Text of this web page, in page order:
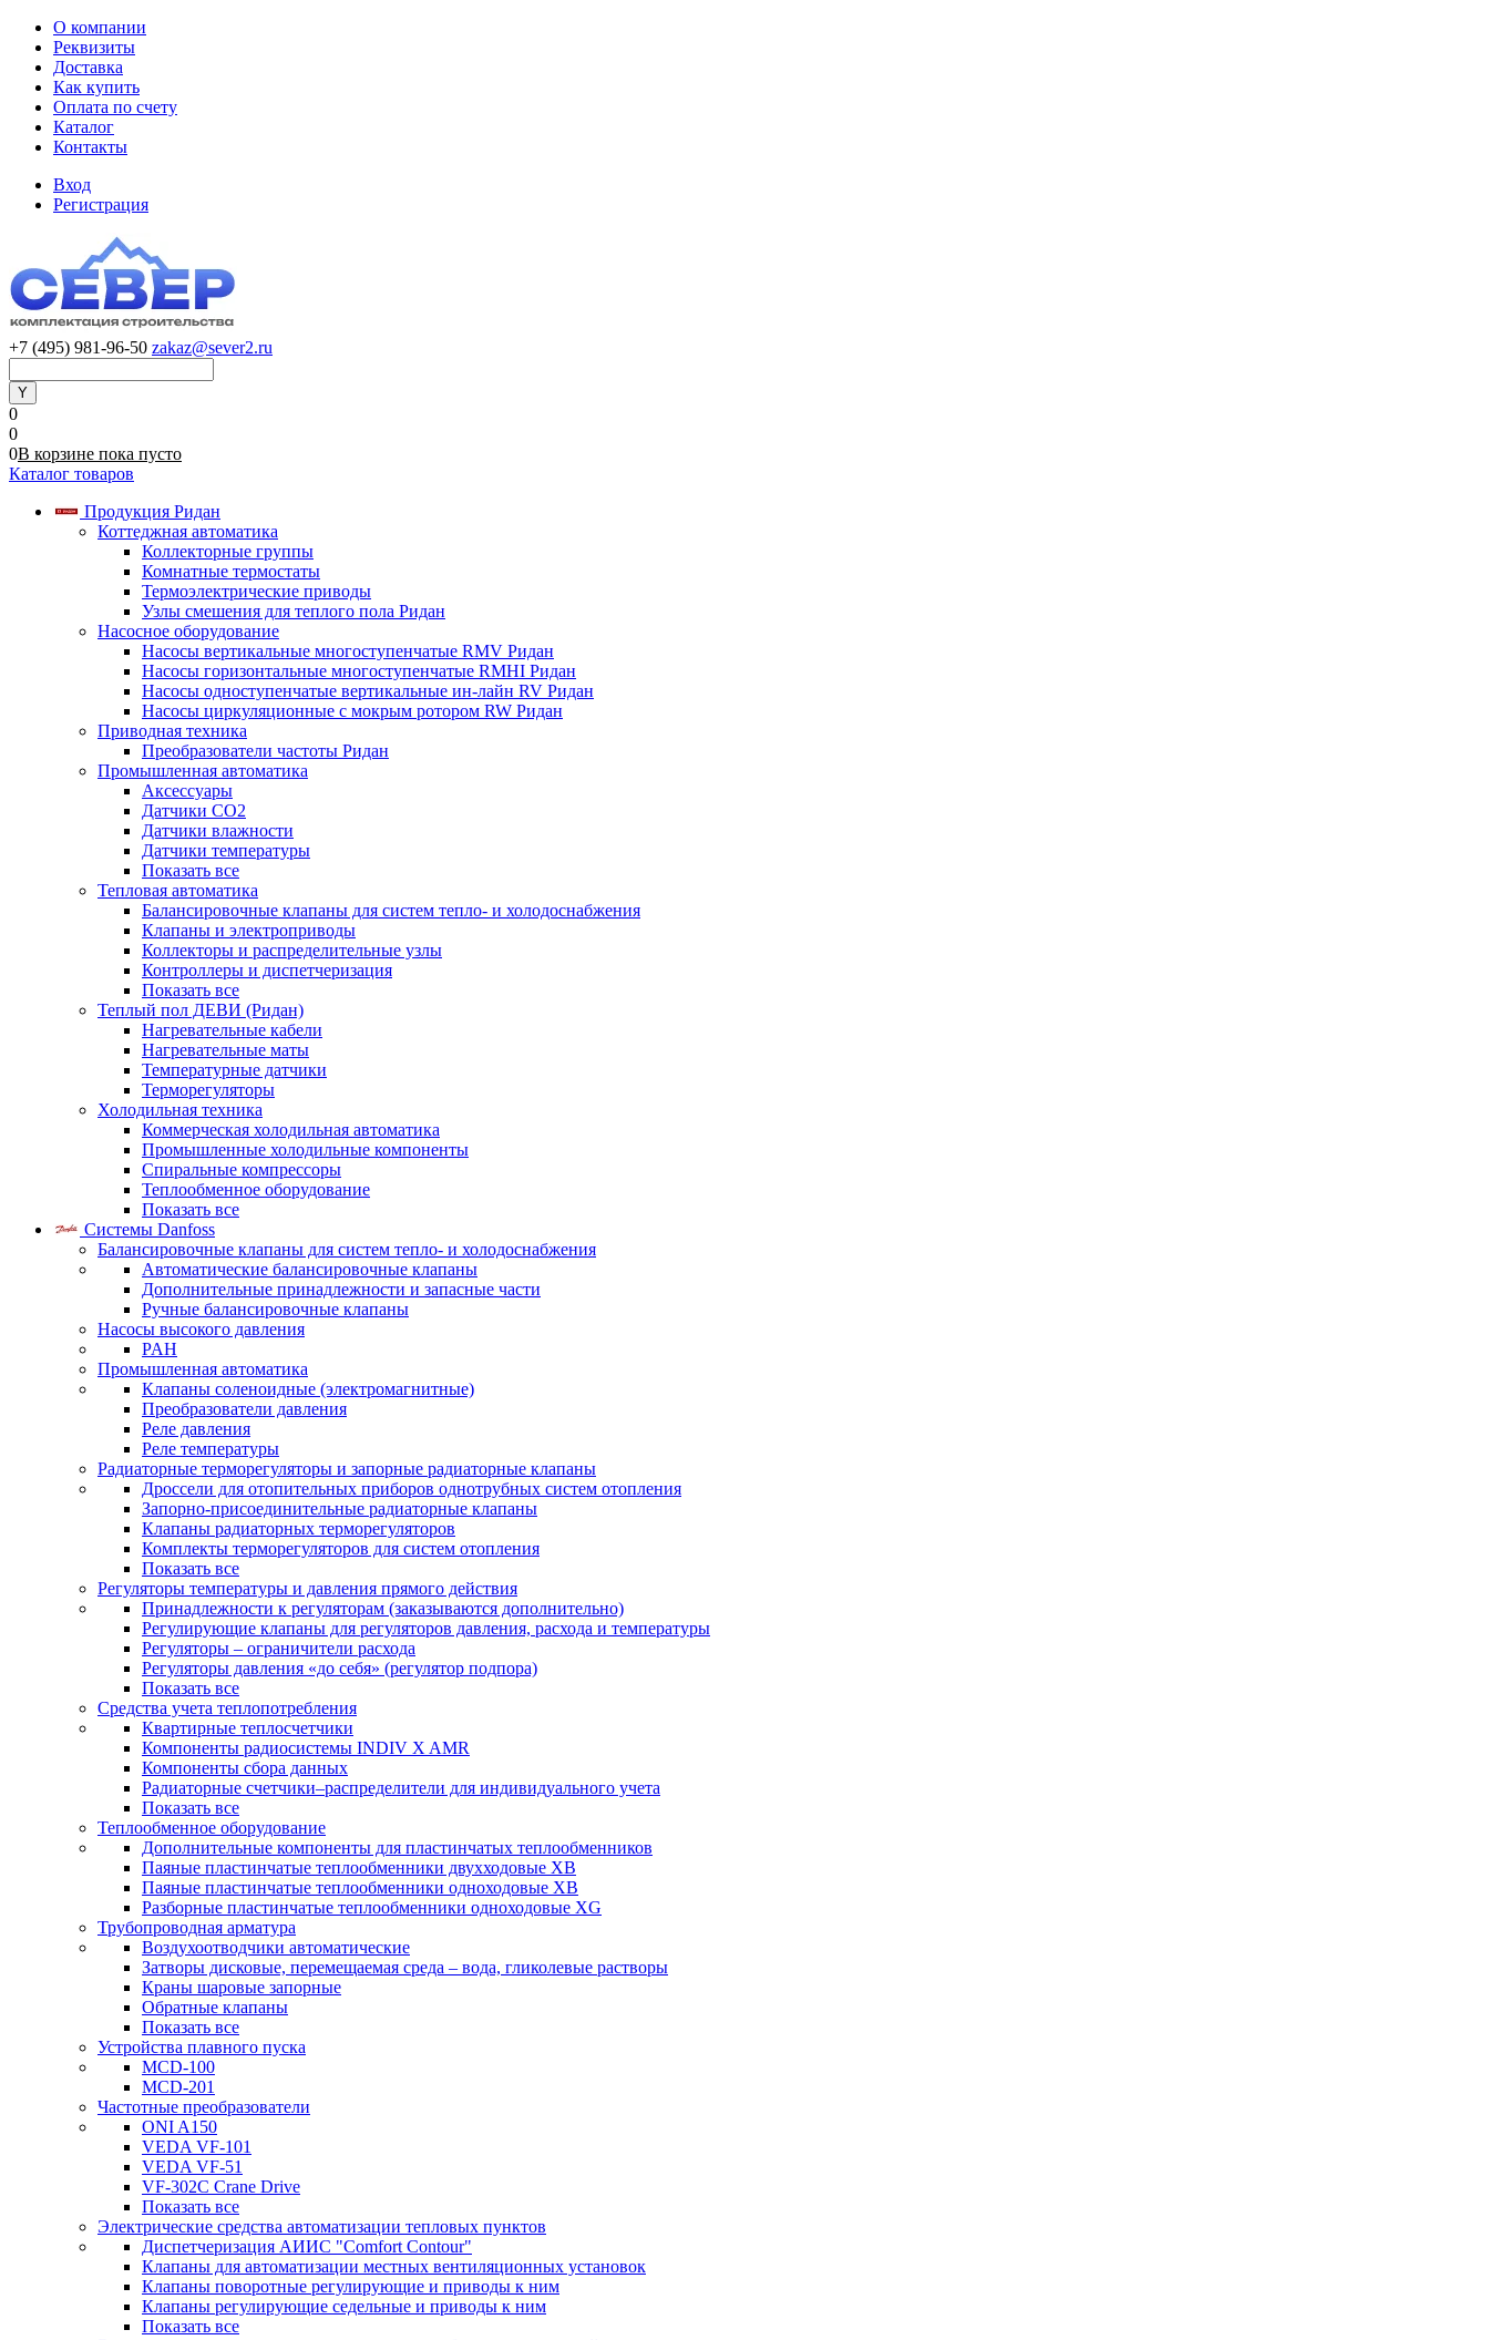
О компании
Реквизиты
Доставка
Как купить
Оплата по счету
Каталог
Контакты
Вход
Регистрация
+7 (495) 981-96-50 zakaz@sever2.ru
0
0
0В корзине пока пусто
Каталог товаров
Продукция Ридан
Коттеджная автоматика
Коллекторные группы
Комнатные термостаты
Термоэлектрические приводы
Узлы смешения для теплого пола Ридан
Насосное оборудование
Насосы вертикальные многоступенчатые RMV Ридан
Насосы горизонтальные многоступенчатые RMHI Ридан
Насосы одноступенчатые вертикальные ин-лайн RV Ридан
Насосы циркуляционные с мокрым ротором RW Ридан
Приводная техника
Преобразователи частоты Ридан
Промышленная автоматика
Аксессуары
Датчики CO2
Датчики влажности
Датчики температуры
Показать все
Тепловая автоматика
Балансировочные клапаны для систем тепло- и холодоснабжения
Клапаны и электроприводы
Коллекторы и распределительные узлы
Контроллеры и диспетчеризация
Показать все
Теплый пол ДЕВИ (Ридан)
Нагревательные кабели
Нагревательные маты
Температурные датчики
Терморегуляторы
Холодильная техника
Коммерческая холодильная автоматика
Промышленные холодильные компоненты
Спиральные компрессоры
Теплообменное оборудование
Показать все
Системы Danfoss
Балансировочные клапаны для систем тепло- и холодоснабжения
Автоматические балансировочные клапаны
Дополнительные принадлежности и запасные части
Ручные балансировочные клапаны
Насосы высокого давления
PAH
Промышленная автоматика
Клапаны соленоидные (электромагнитные)
Преобразователи давления
Реле давления
Реле температуры
Радиаторные терморегуляторы и запорные радиаторные клапаны
Дроссели для отопительных приборов однотрубных систем отопления
Запорно-присоединительные радиаторные клапаны
Клапаны радиаторных терморегуляторов
Комплекты терморегуляторов для систем отопления
Показать все
Регуляторы температуры и давления прямого действия
Принадлежности к регуляторам (заказываются дополнительно)
Регулирующие клапаны для регуляторов давления, расхода и температуры
Регуляторы – ограничители расхода
Регуляторы давления «до себя» (регулятор подпора)
Показать все
Средства учета теплопотребления
Квартирные теплосчетчики
Компоненты радиосистемы INDIV X AMR
Компоненты сбора данных
Радиаторные счетчики–распределители для индивидуального учета
Показать все
Теплообменное оборудование
Дополнительные компоненты для пластинчатых теплообменников
Паяные пластинчатые теплообменники двухходовые XB
Паяные пластинчатые теплообменники одноходовые ХВ
Разборные пластинчатые теплообменники одноходовые ХG
Трубопроводная арматура
Воздухоотводчики автоматические
Затворы дисковые, перемещаемая среда – вода, гликолевые растворы
Краны шаровые запорные
Обратные клапаны
Показать все
Устройства плавного пуска
MCD-100
MCD-201
Частотные преобразователи
ONI A150
VEDA VF-101
VEDA VF-51
VF-302C Crane Drive
Показать все
Электрические средства автоматизации тепловых пунктов
Диспетчеризация АИИС "Comfort Contour"
Клапаны для автоматизации местных вентиляционных установок
Клапаны поворотные регулирующие и приводы к ним
Клапаны регулирующие седельные и приводы к ним
Показать все